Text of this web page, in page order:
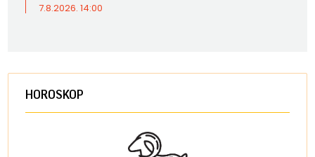
7.8.2026. 14:00
HOROSKOP